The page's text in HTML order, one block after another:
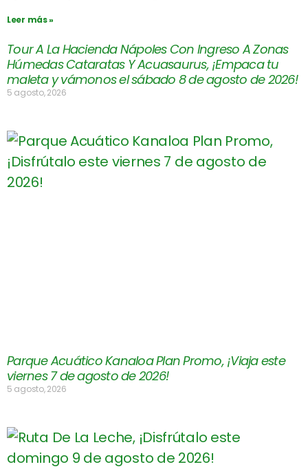
Leer más »
Tour A La Hacienda Nápoles Con Ingreso A Zonas
Húmedas Cataratas Y Acuasaurus, ¡Empaca tu
maleta y vámonos el sábado 8 de agosto de 2026!
5 agosto, 2026
Parque Acuático Kanaloa Plan Promo, ¡Viaja este
viernes 7 de agosto de 2026!
5 agosto, 2026